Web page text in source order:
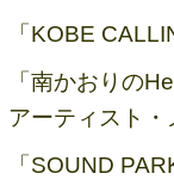
「KOBE
「南かおりの
アーティスト
「SOUND